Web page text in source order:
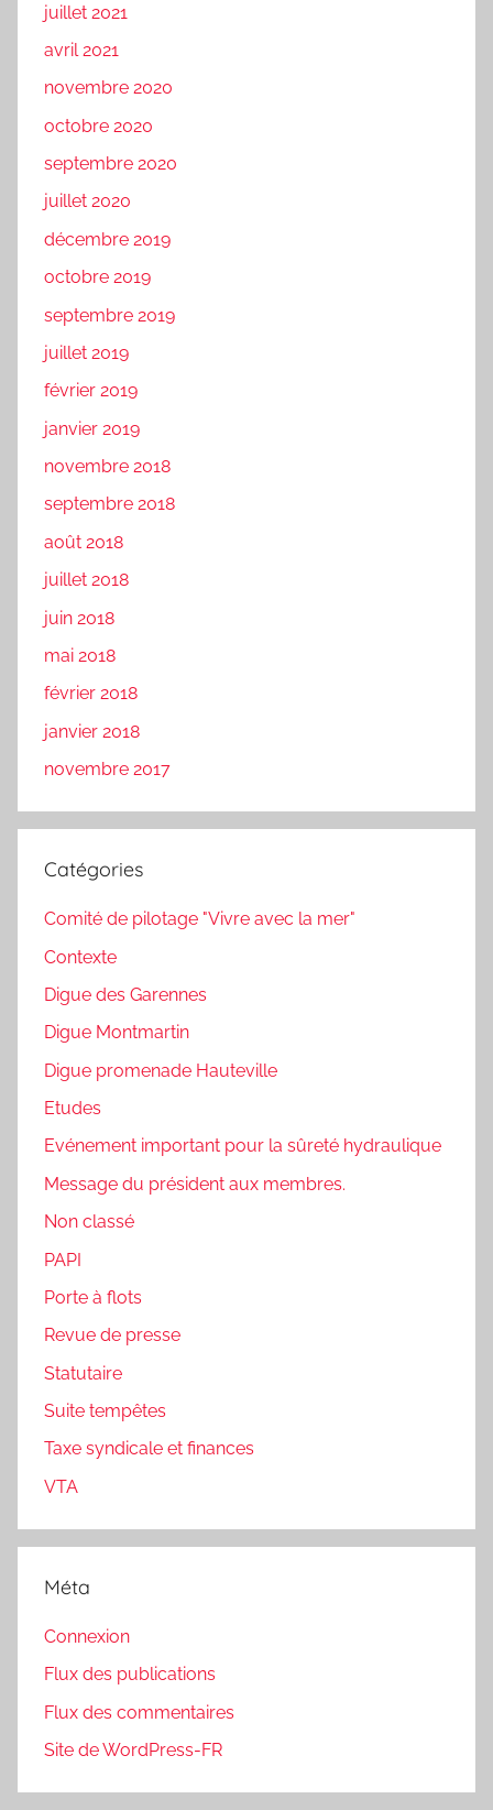
juillet 2021
avril 2021
novembre 2020
octobre 2020
septembre 2020
juillet 2020
décembre 2019
octobre 2019
septembre 2019
juillet 2019
février 2019
janvier 2019
novembre 2018
septembre 2018
août 2018
juillet 2018
juin 2018
mai 2018
février 2018
janvier 2018
novembre 2017
Catégories
Comité de pilotage "Vivre avec la mer"
Contexte
Digue des Garennes
Digue Montmartin
Digue promenade Hauteville
Etudes
Evénement important pour la sûreté hydraulique
Message du président aux membres.
Non classé
PAPI
Porte à flots
Revue de presse
Statutaire
Suite tempêtes
Taxe syndicale et finances
VTA
Méta
Connexion
Flux des publications
Flux des commentaires
Site de WordPress-FR